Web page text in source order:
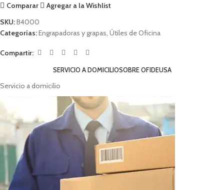
Comparar
Agregar a la Wishlist
SKU:B4000
Categorías:Engrapadoras y grapas, Útiles de Oficina
Compartir:
SERVICIO A DOMICILIOSOBRE OFIDEUSA
Servicio a domicilio